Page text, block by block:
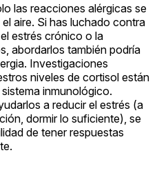
las reacciones alérgicas se
aire. Si has luchado contra
estrés crónico o la
abordarlos también podría
Investigaciones
niveles de cortisol están
inmunológico.
a reducir el estrés (a
dormir lo suficiente), se
de tener respuestas